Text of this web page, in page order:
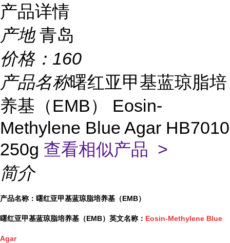
产品详情
产地 青岛
价格： 160
产品名称曙红亚甲基蓝琼脂培
养基（EMB） Eosin-
Methylene Blue Agar HB7010
250g 查看相似产品 >
简介
产品名称：曙红亚甲基蓝琼脂培养基（EMB）
曙红亚甲基蓝琼脂培养基（EMB）英文名称： Eosin-Methylene Blue
Agar